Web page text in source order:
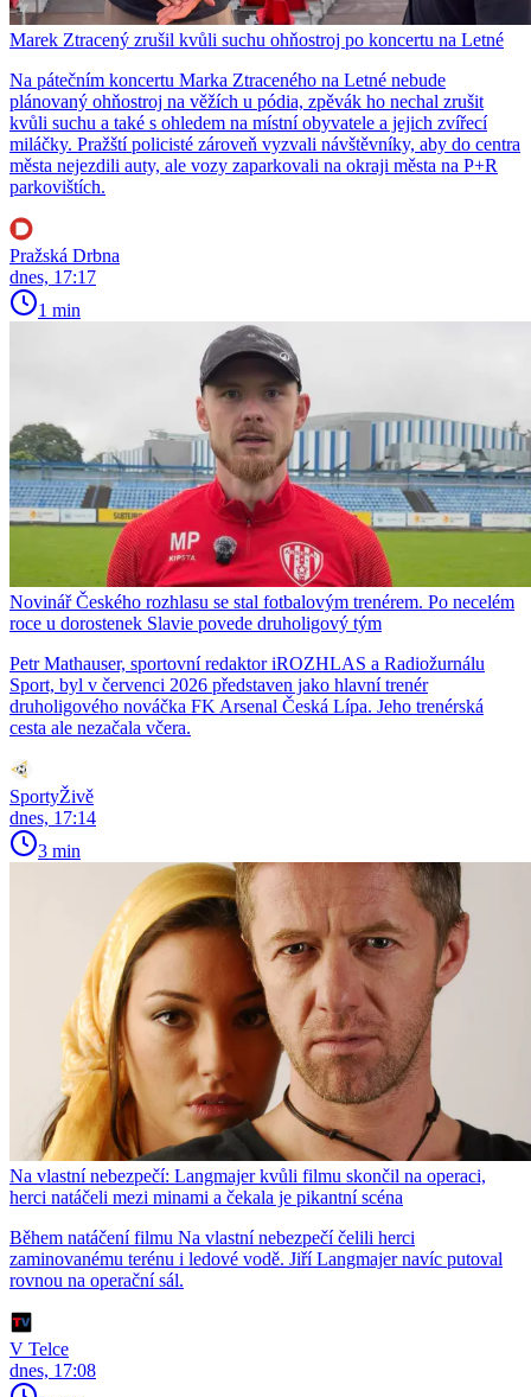
Marek Ztracený zrušil kvůli suchu ohňostroj po koncertu na Letné
Na pátečním koncertu Marka Ztraceného na Letné nebude
plánovaný ohňostroj na věžích u pódia, zpěvák ho nechal zrušit
kvůli suchu a také s ohledem na místní obyvatele a jejich zvířecí
miláčky. Pražští policisté zároveň vyzvali návštěvníky, aby do centra
města nejezdili auty, ale vozy zaparkovali na okraji města na P+R
parkovištích.
Pražská Drbna
dnes, 17:17
1 min
Novinář Českého rozhlasu se stal fotbalovým trenérem. Po necelém
roce u dorostenek Slavie povede druholigový tým
Petr Mathauser, sportovní redaktor iROZHLAS a Radiožurnálu
Sport, byl v červenci 2026 představen jako hlavní trenér
druholigového nováčka FK Arsenal Česká Lípa. Jeho trenérská
cesta ale nezačala včera.
SportyŽivě
dnes, 17:14
3 min
Na vlastní nebezpečí: Langmajer kvůli filmu skončil na operaci,
herci natáčeli mezi minami a čekala je pikantní scéna
Během natáčení filmu Na vlastní nebezpečí čelili herci
zaminovanému terénu i ledové vodě. Jiří Langmajer navíc putoval
rovnou na operační sál.
V Telce
dnes, 17:08